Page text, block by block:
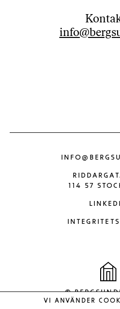
114 57
©
VI ANVÄNDER